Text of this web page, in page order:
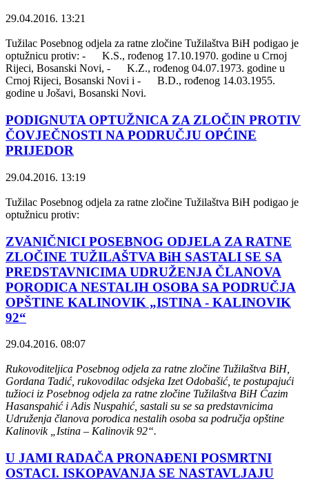
29.04.2016. 13:21
Tužilac Posebnog odjela za ratne zločine Tužilaštva BiH podigao je
optužnicu protiv: - K.S., rođenog 17.10.1970. godine u Crnoj
Rijeci, Bosanski Novi, - K.Z., rođenog 04.07.1973. godine u
Crnoj Rijeci, Bosanski Novi i - B.D., rođenog 14.03.1955.
godine u Jošavi, Bosanski Novi.
PODIGNUTA OPTUŽNICA ZA ZLOČIN PROTIV
ČOVJEČNOSTI NA PODRUČJU OPĆINE
PRIJEDOR
29.04.2016. 13:19
Tužilac Posebnog odjela za ratne zločine Tužilaštva BiH podigao je
optužnicu protiv:
ZVANIČNICI POSEBNOG ODJELA ZA RATNE
ZLOČINE TUŽILAŠTVA BiH SASTALI SE SA
PREDSTAVNICIMA UDRUŽENJA ČLANOVA
PORODICA NESTALIH OSOBA SA PODRUČJA
OPŠTINE KALINOVIK „ISTINA - KALINOVIK
92“
29.04.2016. 08:07
Rukovoditeljica Posebnog odjela za ratne zločine Tužilaštva BiH,
Gordana Tadić, rukovodilac odsjeka Izet Odobašić, te postupajući
tužioci iz Posebnog odjela za ratne zločine Tužilaštva BiH Ćazim
Hasanspahić i Adis Nuspahić, sastali su se sa predstavnicima
Udruženja članova porodica nestalih osoba sa područja opštine
Kalinovik „Istina – Kalinovik 92“.
U JAMI RADAČA PRONAĐENI POSMRTNI
OSTACI. ISKOPAVANJA SE NASTAVLJAJU